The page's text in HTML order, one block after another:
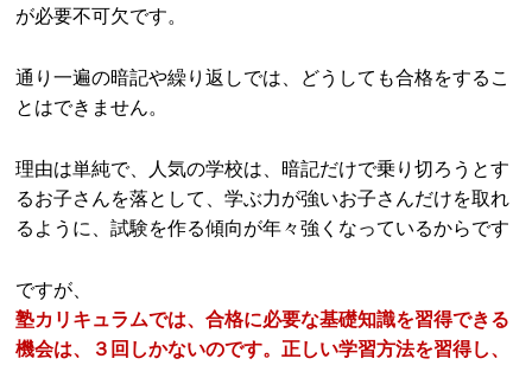
が必要不可欠です。
通り一遍の暗記や繰り返しでは、どうしても合格をするこ
とはできません。
理由は単純で、人気の学校は、暗記だけで乗り切ろうとす
るお子さんを落として、学ぶ力が強いお子さんだけを取れ
るように、試験を作る傾向が年々強くなっているからです
ですが、
塾カリキュラムでは、合格に必要な基礎知識を習得できる
機会は、３回しかないのです。正しい学習方法を習得し、